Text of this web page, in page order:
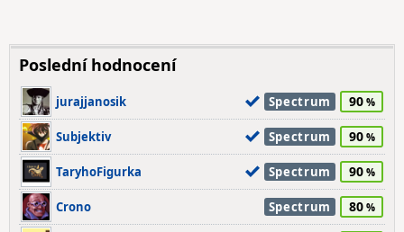
Poslední hodnocení
jurajjanosik Spectrum 90
Subjektiv Spectrum 90
TaryhoFigurka Spectrum 90
Crono Spectrum 80